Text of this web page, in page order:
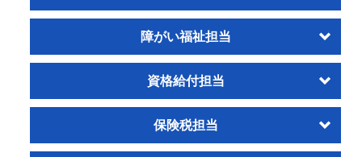
障がい福祉担当
資格給付担当
保険税担当